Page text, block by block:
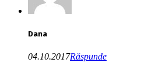
Dana
04.10.2017Răspunde